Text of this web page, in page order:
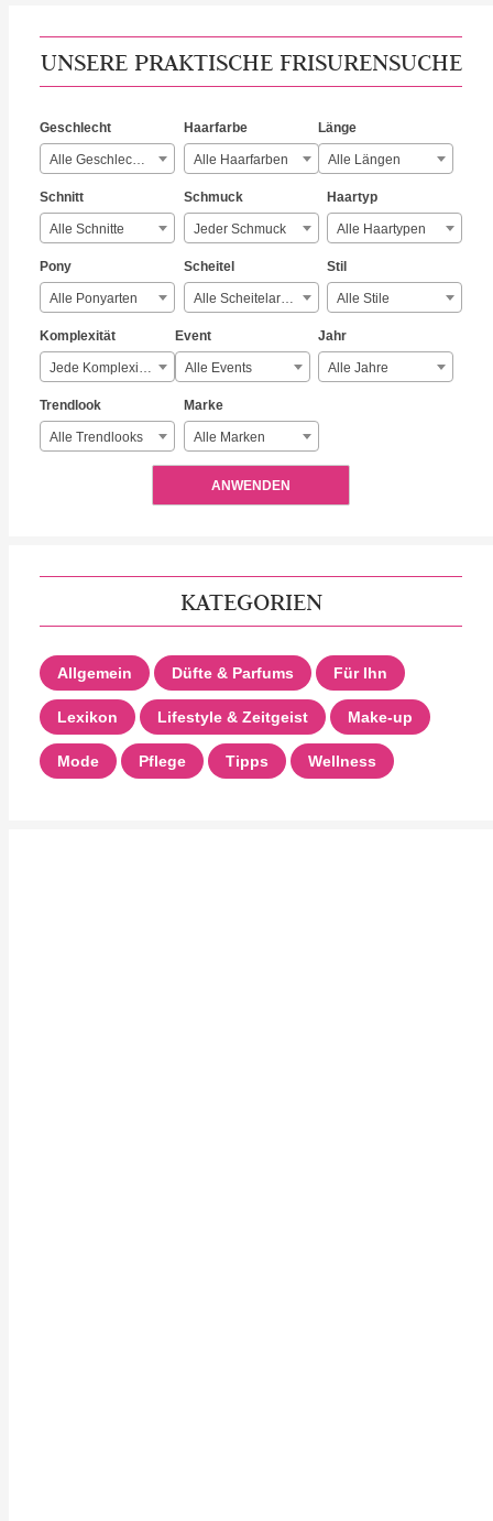
UNSERE PRAKTISCHE FRISURENSUCHE
Geschlecht
Alle Geschlechter
Haarfarbe
Alle Haarfarben
Länge
Alle Längen
Schnitt
Alle Schnitte
Schmuck
Jeder Schmuck
Haartyp
Alle Haartypen
Pony
Alle Ponyarten
Scheitel
Alle Scheitelarten
Stil
Alle Stile
Komplexität
Jede Komplexität
Event
Alle Events
Jahr
Alle Jahre
Trendlook
Alle Trendlooks
Marke
Alle Marken
ANWENDEN
KATEGORIEN
Allgemein Düfte & Parfums Für Ihn
Lexikon Lifestyle & Zeitgeist Make-up
Mode Pflege Tipps Wellness